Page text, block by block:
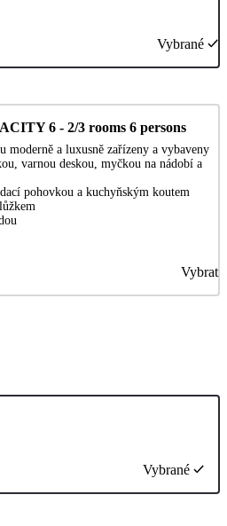
Vybrané
6 - 2/3 rooms 6 persons
moderně a luxusně zařízeny a vybaveny
varnou deskou, myčkou na nádobí a
pohovkou a kuchyňským koutem
Vybrat
Vybrané